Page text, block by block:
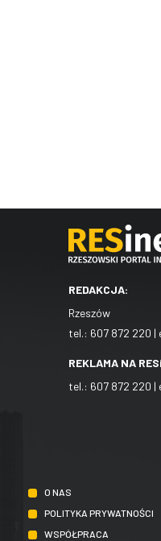
REDAKCJA:
Rzeszów
tel.: 607 872 220 |
REKLAMA NA
tel.: 607 872 220 |
O NAS
POLITYKA PRYWATNOŚCI
WSPÓŁPRACA